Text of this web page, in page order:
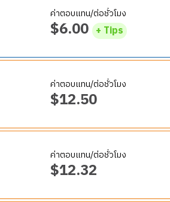
หาร และจัดแต่งจานพร้อมเสิร์ฟตามคู่มือที่ก
งตามข้อกำหนดของร้าน และตรวจสอบคุ
ดฉลากวันที่ให้ชัดเจนเพื่อให้สะดวกต่อการห
ณเพียงพอ และแจ้งให้หัวหน้างานทราบเ
าะสม และรายงานหัวหน้างานทันทีเมื่อพ
มถึงอุปกรณ์และเครื่องใช้ทั้งหมด ตู้เย็นแล
มสะอาดห้องครัว
ยาล้างจาน และอุณภูมิน้ำที่เหมาะสม
างจานอย่างระมัดระวัง เพื่อป้องกันการแ
หน่ง รวมทั้งปฏิบัติหน้าอื่น ๆ ตามที่ได้รับมอ
ดังนี้
ร้านค้า ตรวจสอบสต็อกให้พร้อมจำหน่าย
ะเวลานานและสามารถยกของหนัก 60 ปอ
มนูให้ลูกค้า
ออเดอร์ ดูแลระบบคิวโต๊ะอาหาร และรับโ
หน่ง รวมทั้งปฏิบัติหน้าอื่น ๆ ตามที่ได้รับมอ
ค่าตอบแทน/ต่อชั่วโมง
$6.00 + Tips
ด้วยการส่งอาหารไปเสิร์ฟลูกค้าที่โต๊ะอาห
ก่อนออกจากครัว
ร้อย
แหน่ง รวมทั้งปฏิบัติหน้าอื่น ๆ ตามที่ได้รับมอ
ค่าตอบแทน/ต่อชั่วโมง
$12.50
ดังนี้
ค่าตอบแทน/ต่อชั่วโมง
$12.32